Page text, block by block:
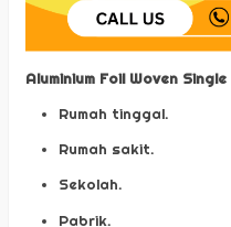
Aluminium Foil Woven
Rumah tinggal.
Rumah sakit.
Sekolah.
Pabrik.